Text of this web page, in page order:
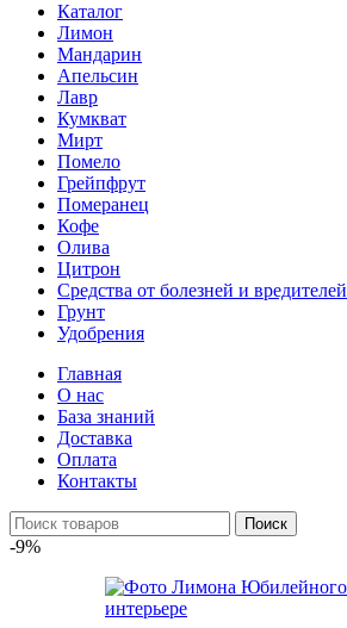
Каталог
Лимон
Мандарин
Апельсин
Лавр
Кумкват
Мирт
Помело
Грейпфрут
Померанец
Кофе
Олива
Цитрон
Средства от болезней и вредителей
Грунт
Удобрения
Главная
О нас
База знаний
Доставка
Оплата
Контакты
Поиск
-9%